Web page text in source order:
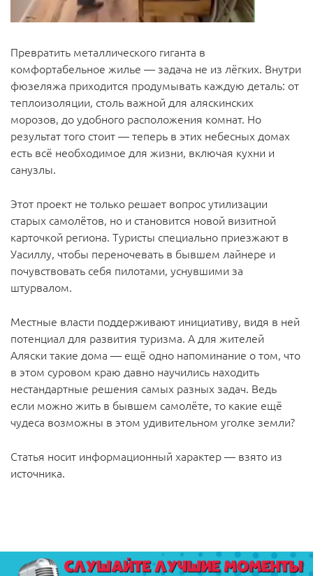
Превратить металлического гиганта в
комфортабельное жилье — задача не из лёгких. Внутри
фюзеляжа приходится продумывать каждую деталь: от
теплоизоляции, столь важной для аляскинских
морозов, до удобного расположения комнат. Но
результат того стоит — теперь в этих небесных домах
есть всё необходимое для жизни, включая кухни и
санузлы.
Этот проект не только решает вопрос утилизации
старых самолётов, но и становится новой визитной
карточкой региона. Туристы специально приезжают в
Уасиллу, чтобы переночевать в бывшем лайнере и
почувствовать себя пилотами, уснувшими за
штурвалом.
Местные власти поддерживают инициативу, видя в ней
потенциал для развития туризма. А для жителей
Аляски такие дома — ещё одно напоминание о том, что
в этом суровом краю давно научились находить
нестандартные решения самых разных задач. Ведь
если можно жить в бывшем самолёте, то какие ещё
чудеса возможны в этом удивительном уголке земли?
Статья носит информационный характер — взято из
источника.